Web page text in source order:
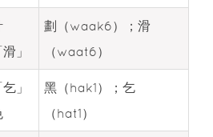
滑」
劃（waak6）；滑
（waat6）
乞」
黑（hak1）；乞
（hat1）